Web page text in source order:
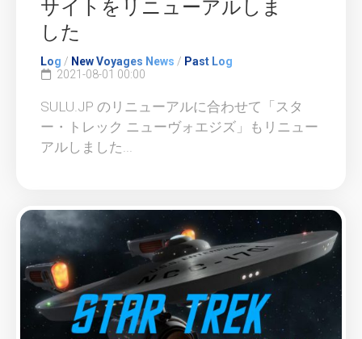
サイトをリニューアルしま
した
Log / New Voyages News / Past Log
2021-08-01 00:00
SULU.JP のリニューアルに合わせて「スタ
ー・トレック ニューヴォエジズ」もリニュー
アルしました...